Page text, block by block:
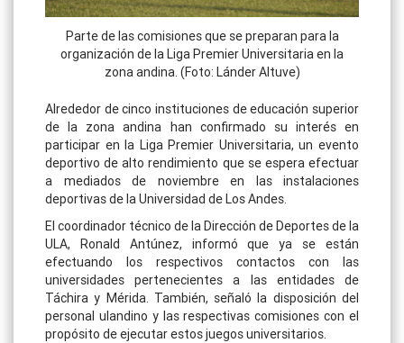
Parte de las comisiones que se preparan para la
organización de la Liga Premier Universitaria en la
zona andina. (Foto: Lánder Altuve)
Alrededor de cinco instituciones de educación superior
de la zona andina han confirmado su interés en
participar en la Liga Premier Universitaria, un evento
deportivo de alto rendimiento que se espera efectuar
a mediados de noviembre en las instalaciones
deportivas de la Universidad de Los Andes.
El coordinador técnico de la Dirección de Deportes de la
ULA, Ronald Antúnez, informó que ya se están
efectuando los respectivos contactos con las
universidades pertenecientes a las entidades de
Táchira y Mérida. También, señaló la disposición del
personal ulandino y las respectivas comisiones con el
propósito de ejecutar estos juegos universitarios.